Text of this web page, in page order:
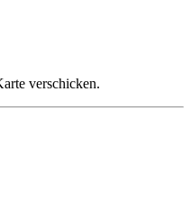
verschicken.